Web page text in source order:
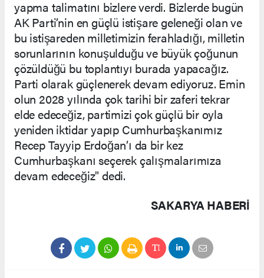
yapma talimatını bizlere verdi. Bizlerde bugün
AK Parti’nin en güçlü istişare geleneği olan ve
bu istişareden milletimizin ferahladığı, milletin
sorunlarının konuşulduğu ve büyük çoğunun
çözüldüğü bu toplantıyı burada yapacağız.
Parti olarak güçlenerek devam ediyoruz. Emin
olun 2028 yılında çok tarihi bir zaferi tekrar
elde edeceğiz, partimizi çok güçlü bir oyla
yeniden iktidar yapıp Cumhurbaşkanımız
Recep Tayyip Erdoğan’ı da bir kez
Cumhurbaşkanı seçerek çalışmalarımıza
devam edeceğiz" dedi.
SAKARYA HABERİ